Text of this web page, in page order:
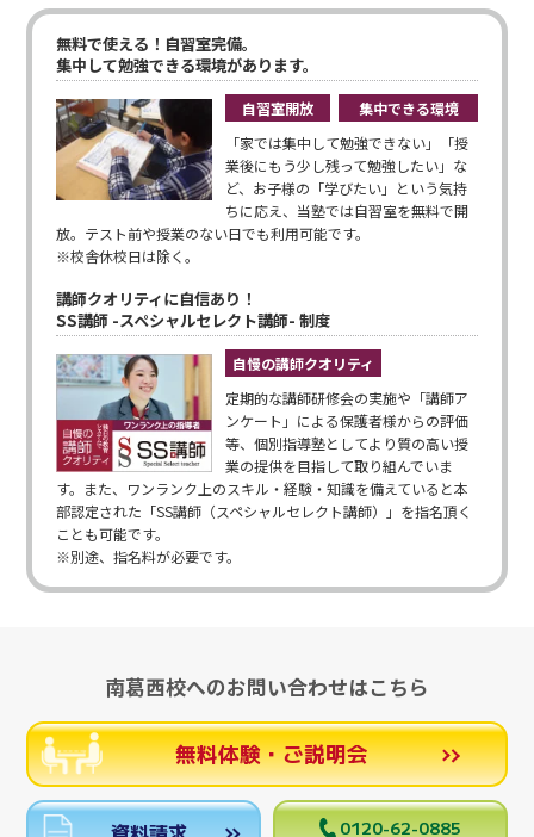
無料で使える！自習室完備。
集中して勉強できる環境があります。
自習室開放
集中できる環境
「家では集中して勉強できない」「授
業後にもう少し残って勉強したい」な
ど、お子様の「学びたい」という気持
ちに応え、当塾では自習室を無料で開
放。テスト前や授業のない日でも利用可能です。
※校舎休校日は除く。
講師クオリティに自信あり！
SS講師 -スペシャルセレクト講師- 制度
自慢の講師クオリティ
定期的な講師研修会の実施や「講師ア
ンケート」による保護者様からの評価
等、個別指導塾としてより質の高い授
業の提供を目指して取り組んでいま
す。また、ワンランク上のスキル・経験・知識を備えていると本
部認定された「SS講師（スペシャルセレクト講師）」を指名頂く
ことも可能です。
※別途、指名料が必要です。
南葛西校へのお問い合わせはこちら
無料体験・ご説明会
0120-62-0885